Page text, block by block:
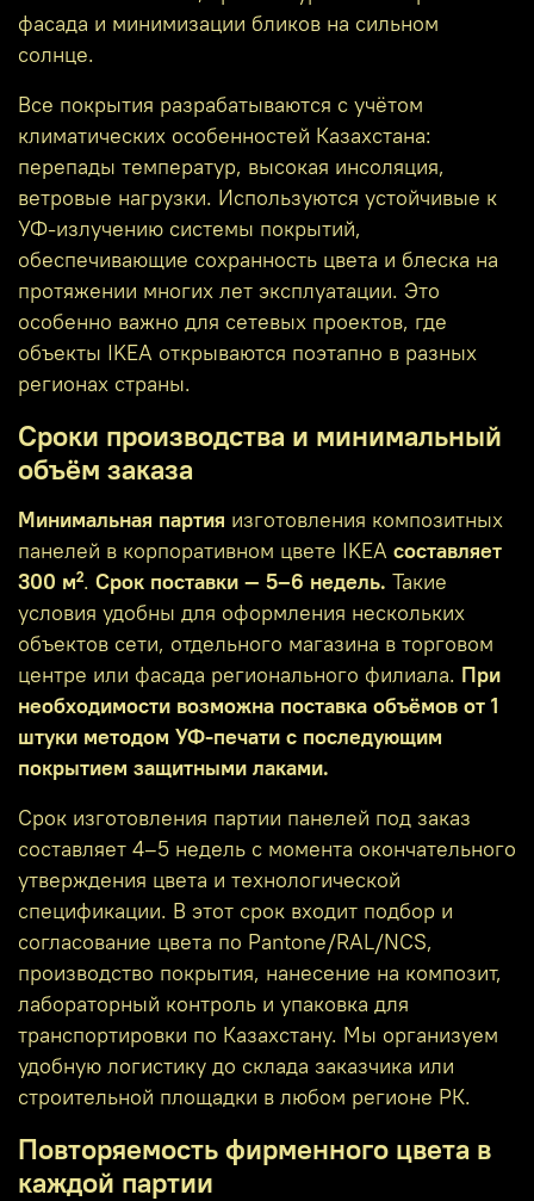
фасада и минимизации бликов на сильном
солнце.
Все покрытия разрабатываются с учётом
климатических особенностей Казахстана:
перепады температур, высокая инсоляция,
ветровые нагрузки. Используются устойчивые к
УФ‑излучению системы покрытий,
обеспечивающие сохранность цвета и блеска на
протяжении многих лет эксплуатации. Это
особенно важно для сетевых проектов, где
объекты IKEA открываются поэтапно в разных
регионах страны.
Сроки производства и минимальный
объём заказа
Минимальная партия изготовления композитных
панелей в корпоративном цвете IKEA составляет
300 м². Срок поставки — 5–6 недель. Такие
условия удобны для оформления нескольких
объектов сети, отдельного магазина в торговом
центре или фасада регионального филиала. При
необходимости возможна поставка объёмов от 1
штуки методом УФ‑печати с последующим
покрытием защитными лаками.
Срок изготовления партии панелей под заказ
составляет 4–5 недель с момента окончательного
утверждения цвета и технологической
спецификации. В этот срок входит подбор и
согласование цвета по Pantone/RAL/NCS,
производство покрытия, нанесение на композит,
лабораторный контроль и упаковка для
транспортировки по Казахстану. Мы организуем
удобную логистику до склада заказчика или
строительной площадки в любом регионе РК.
Повторяемость фирменного цвета в
каждой партии